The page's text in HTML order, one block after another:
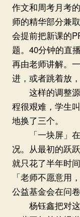
作文和周考月考
师的精华部分兼
会提前把新课的
题。40分钟的直
再由老师讲解。
进，或者跳着放
这样的调整源
程很艰难，学生
地换了三个。
「一块屏」在
况。从最初的跃
就只花了半年时
「老师不愿意用
公益基金会在问
杨钰鑫把对这